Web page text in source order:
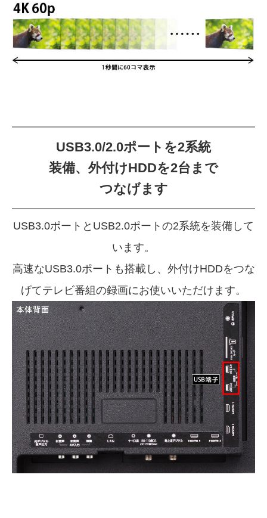
USB3.0/2.0ポートを2系統
装備、 外付けHDDを2台まで
つなげます
USB3.0ポートとUSB2.0ポートの2系統を装備して
います。
高速なUSB3.0ポートも搭載し、 外付けHDDをつな
げてテレビ番組の録画にお使いいただけます。